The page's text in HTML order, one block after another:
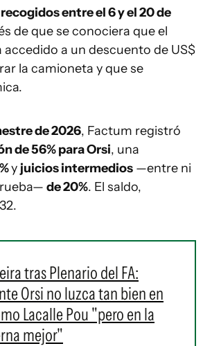
recogidos entre el 6 y el 20 de
de que se conociera que el
a un descuento de US$
la camioneta y que se
de 2026, Factum registró
de 56% para Orsi, una
y juicios intermedios —entre ni
de 20%. El saldo,
tras Plenario del FA:
Orsi no luzca tan bien en
Lacalle Pou "pero en la
mejor"